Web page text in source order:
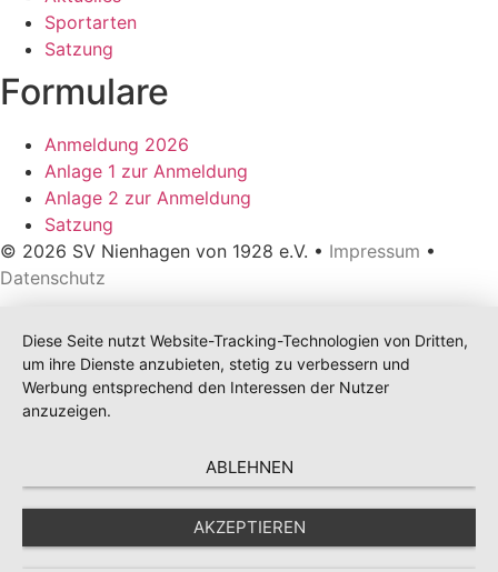
Sportarten
Satzung
Formulare
Anmeldung 2026
Anlage 1 zur Anmeldung
Anlage 2 zur Anmeldung
Satzung
© 2026 SV Nienhagen von 1928 e.V. • Impressum •
Datenschutz
Diese Seite nutzt Website-Tracking-Technologien von Dritten,
um ihre Dienste anzubieten, stetig zu verbessern und
Werbung entsprechend den Interessen der Nutzer
anzuzeigen.
ABLEHNEN
AKZEPTIEREN